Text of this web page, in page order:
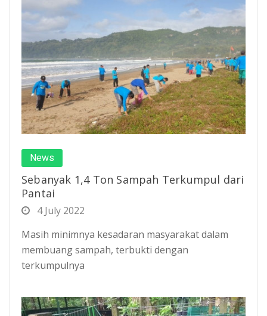
News
Sebanyak 1,4 Ton Sampah Terkumpul dari
Pantai
4 July 2022
Masih minimnya kesadaran masyarakat dalam
membuang sampah, terbukti dengan
terkumpulnya